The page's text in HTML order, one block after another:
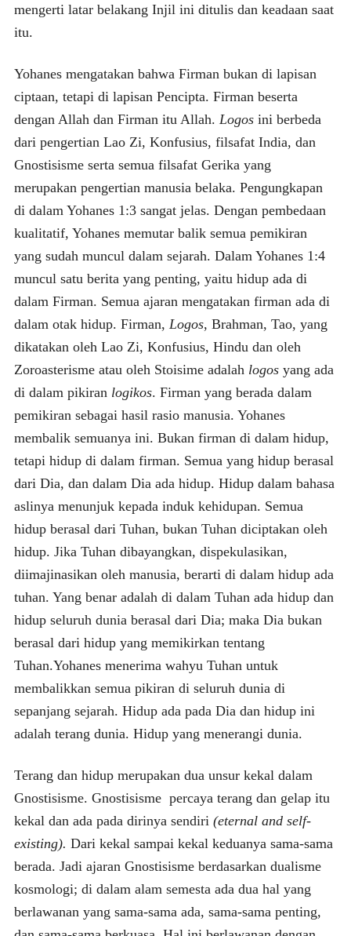
mengerti latar belakang Injil ini ditulis dan keadaan saat
itu.
Yohanes mengatakan bahwa Firman bukan di lapisan
ciptaan, tetapi di lapisan Pencipta. Firman beserta
dengan Allah dan Firman itu Allah. Logosini berbeda
dari pengertian Lao Zi, Konfusius, filsafat India, dan
Gnostisisme serta semua filsafat Gerika yang
merupakan pengertian manusia belaka. Pengungkapan
di dalam Yohanes 1:3 sangat jelas. Dengan pembedaan
kualitatif, Yohanes memutar balik semua pemikiran
yang sudah muncul dalam sejarah. Dalam Yohanes 1:4
muncul satu berita yang penting, yaitu hidup ada di
dalam Firman. Semua ajaran mengatakan firman ada di
dalam otak hidup. Firman, Logos, Brahman, Tao, yang
dikatakan oleh Lao Zi, Konfusius, Hindu dan oleh
Zoroasterisme atau oleh Stoisime adalah logosyang ada
di dalam pikiran logikos. Firman yang berada dalam
pemikiran sebagai hasil rasio manusia. Yohanes
membalik semuanya ini. Bukan firman di dalam hidup,
tetapi hidup di dalam firman. Semua yang hidup berasal
dari Dia, dan dalam Dia ada hidup. Hidup dalam bahasa
aslinya menunjuk kepada induk kehidupan. Semua
hidup berasal dari Tuhan, bukan Tuhan diciptakan oleh
hidup. Jika Tuhan dibayangkan, dispekulasikan,
diimajinasikan oleh manusia, berarti di dalam hidup ada
tuhan. Yang benar adalah di dalam Tuhan ada hidup dan
hidup seluruh dunia berasal dari Dia; maka Dia bukan
berasal dari hidup yang memikirkan tentang
Tuhan.Yohanes menerima wahyu Tuhan untuk
membalikkan semua pikiran di seluruh dunia di
sepanjang sejarah. Hidup ada pada Dia dan hidup ini
adalah terang dunia. Hidup yang menerangi dunia.
Terang dan hidup merupakan dua unsur kekal dalam
Gnostisisme. Gnostisisme percaya terang dan gelap itu
kekal dan ada pada dirinya sendiri (eternal and self-
existing). Dari kekal sampai kekal keduanya sama-sama
berada. Jadi ajaran Gnostisisme berdasarkan dualisme
kosmologi; di dalam alam semesta ada dua hal yang
berlawanan yang sama-sama ada, sama-sama penting,